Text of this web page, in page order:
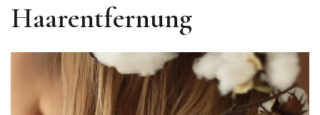
Haarentfernung